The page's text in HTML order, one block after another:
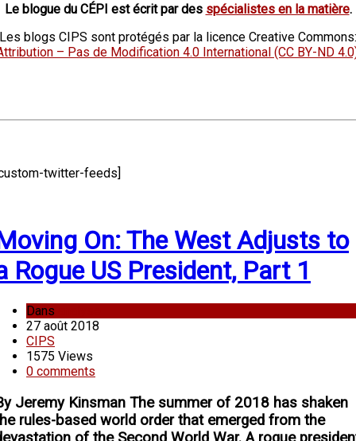
Le blogue du CÉPI est écrit par des spécialistes en la matière.
Les blogs CIPS sont protégés par la licence Creative Commons:
– Pas de Modification 4.0 International (CC BY-ND
twitter-feeds]
On: The West Adjusts to
Rogue US President, Part 1
Dans
27 août 2018
CIPS
1575 Views
0 comments
Jeremy Kinsman The summer of 2018 has shaken
rules-based world order that emerged from the
of the Second World War. A rogue